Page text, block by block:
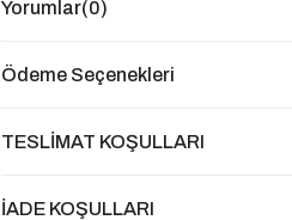
Yorumlar(0)
Ödeme Seçenekleri
TESLİMAT KOŞULLARI
İADE KOŞULLARI